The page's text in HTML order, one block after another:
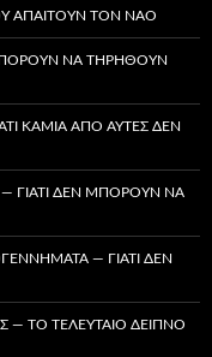
ΑΠΑΙΤΟΎΝ ΤΟΝ ΝΑΌ
ΝΑ ΤΗΡΗΘΟΎΝ
ΚΑΜΊΑ ΑΠΌ ΑΥΤΈΣ ΔΕΝ
ΓΙΑΤΊ ΔΕΝ ΜΠΟΡΟΎΝ ΝΑ
— ΓΙΑΤΊ ΔΕΝ
— ΤΟ ΤΕΛΕΥΤΑΊΟ ΔΕΊΠΝΟ